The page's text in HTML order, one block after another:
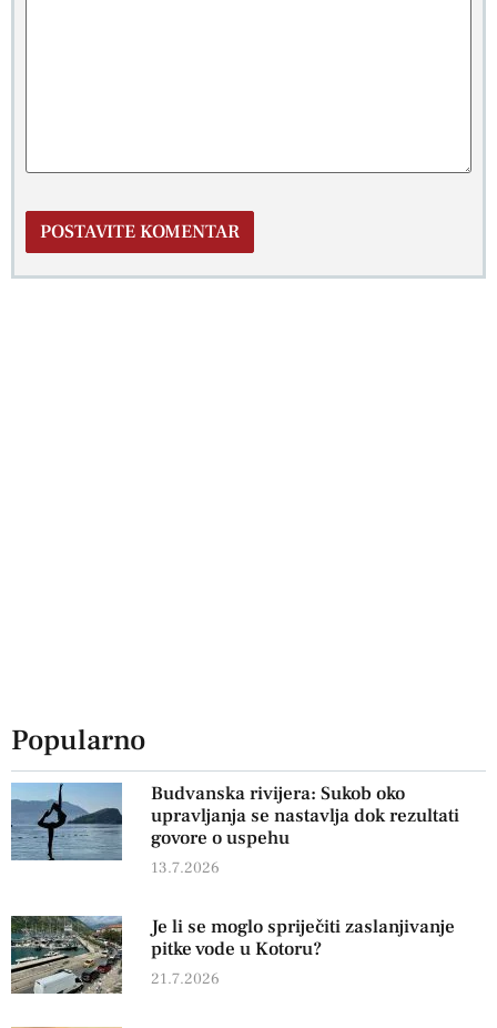
Popularno
Budvanska rivijera: Sukob oko
upravljanja se nastavlja dok rezultati
govore o uspehu
13.7.2026
Je li se moglo spriječiti zaslanjivanje
pitke vode u Kotoru?
21.7.2026